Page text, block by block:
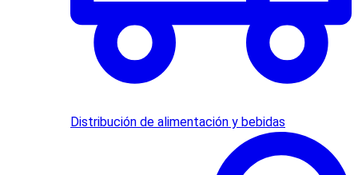
Distribución de alimentación y bebidas